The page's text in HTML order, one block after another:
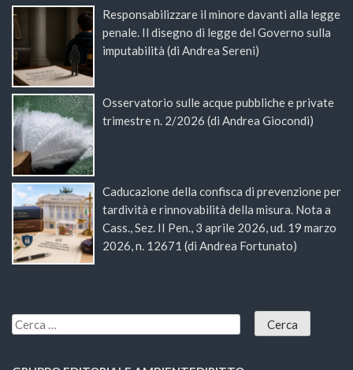
Responsabilizzare il minore davanti alla legge
penale. Il disegno di legge del Governo sulla
imputabilità (di Andrea Sereni)
Osservatorio sulle acque pubbliche e private
trimestre n. 2/2026 (di Andrea Giocondi)
Caducazione della confisca di prevenzione per
tardività e rinnovabilità della misura. Nota a
Cass., Sez. II Pen., 3 aprile 2026, ud. 19 marzo
2026, n. 12671 (di Andrea Fortunato)